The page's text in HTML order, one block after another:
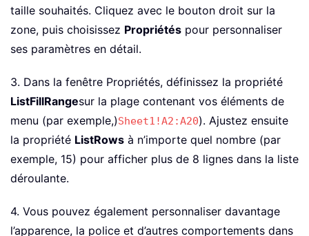
taille souhaités. Cliquez avec le bouton droit sur la
zone, puis choisissez Propriétés pour personnaliser
ses paramètres en détail.
3. Dans la fenêtre Propriétés, définissez la propriété
ListFillRangesur la plage contenant vos éléments de
menu (par exemple,)Sheet1!A2:A20). Ajustez ensuite
la propriété ListRows à n’importe quel nombre (par
exemple, 15) pour afficher plus de 8 lignes dans la liste
déroulante.
4. Vous pouvez également personnaliser davantage
l’apparence, la police et d’autres comportements dans